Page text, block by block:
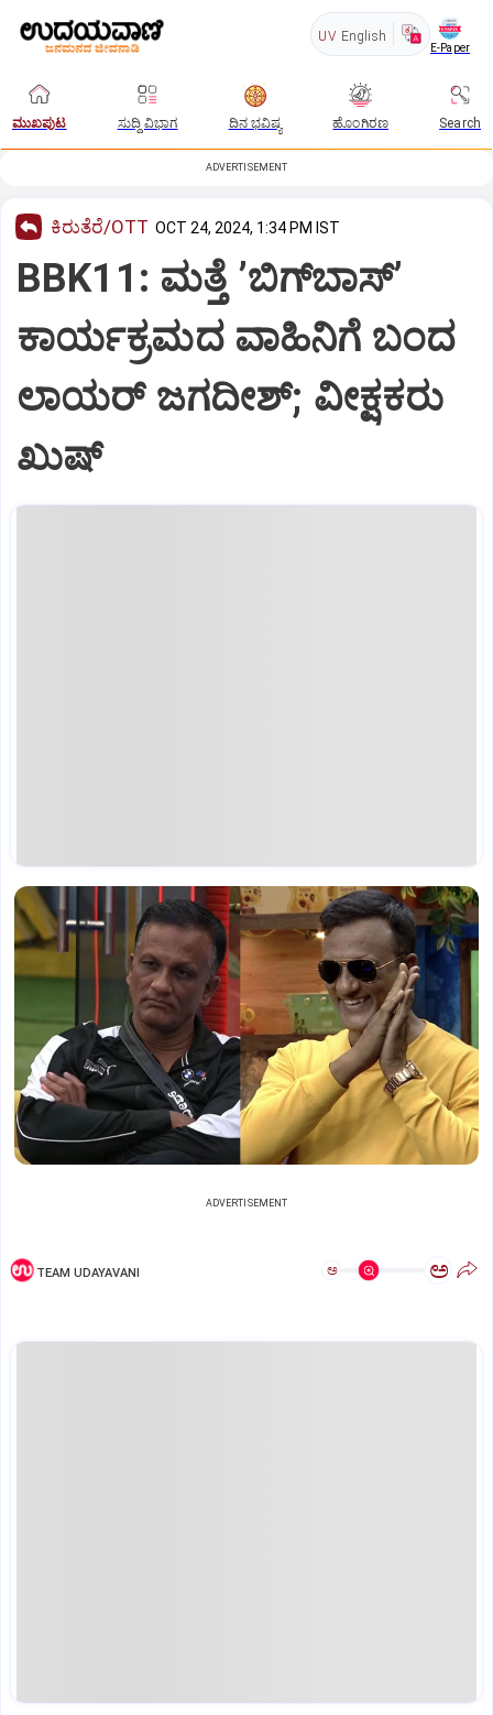
UV English
E-Paper
ಮುಖಪುಟ ಸುದ್ದಿ ವಿಭಾಗ ದಿನ ಭವಿಷ್ಯ ಹೊಂಗಿರಣ Search
ADVERTISEMENT
ಕಿರುತೆರೆ/OTT OCT 24, 2024, 1:34 PM IST
‌BBK11: ಮತ್ತೆ ʼಬಿಗ್‌ಬಾಸ್‌ʼ
ಕಾರ್ಯಕ್ರಮದ ವಾಹಿನಿಗೆ ಬಂದ‌
ಲಾಯರ್ ಜಗದೀಶ್; ವೀಕ್ಷಕರು
ಖುಷ್
ADVERTISEMENT
TEAM UDAYAVANI ಅ ಅ